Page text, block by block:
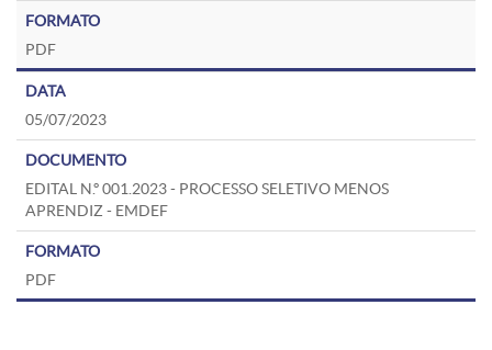
PDF
05/07/2023
EDITAL N.º 001.2023 - PROCESSO SELETIVO MENOS
APRENDIZ - EMDEF
PDF